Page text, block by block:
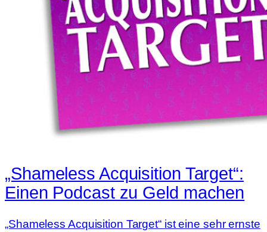
„Shameless Acquisition Target“:
Einen Podcast zu Geld machen
„Shameless Acquisition Target“ ist eine sehr ernste